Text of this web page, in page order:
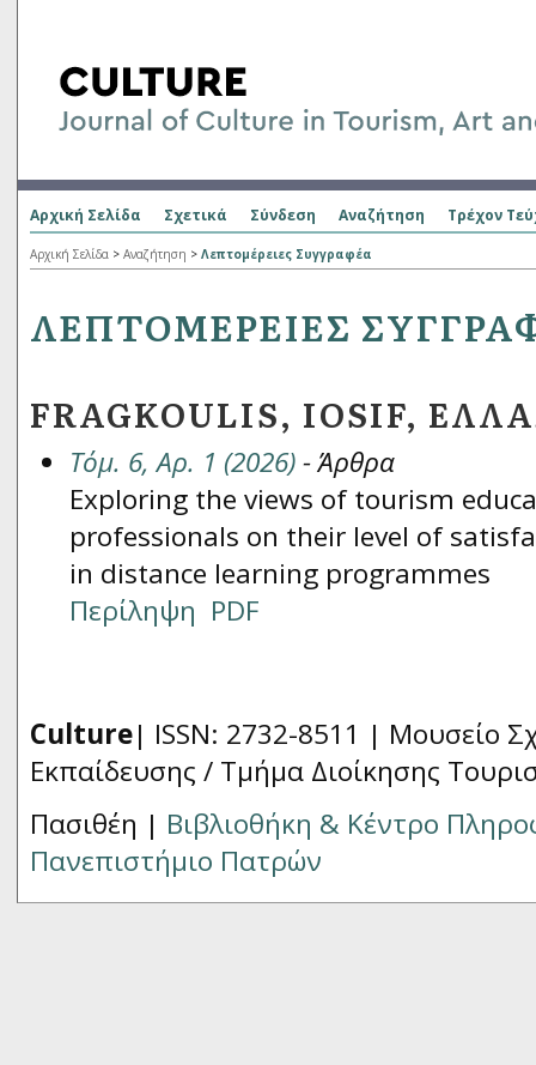
Αρχική Σελίδα Σχετικά Σύνδεση Αναζήτηση Τρέχον
Αρχική Σελίδα > Αναζήτηση > Λεπτομέρειες Συγγραφέα
ΛΕΠΤΟΜΈΡΕΙΕΣ
FRAGKOULIS, IOSIF,
Τόμ. 6, Αρ. 1 (2026)- Άρθρα
Exploring the views of tourism
professionals on their level of
in distance learning programmes
Περίληψη PDF
Culture| ISSN: 2732-8511 | Μουσείο
Εκπαίδευσης / Τμήμα Διοίκησης
Πασιθέη | Βιβλιοθήκη & Κέντρο
Πανεπιστήμιο Πατρών